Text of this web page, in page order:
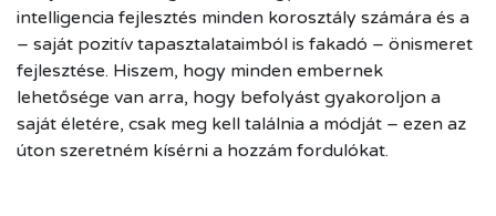
intelligencia fejlesztés minden korosztály számára és a
– saját pozitív tapasztalataimból is fakadó – önismeret
fejlesztése. Hiszem, hogy minden embernek
lehetősége van arra, hogy befolyást gyakoroljon a
saját életére, csak meg kell találnia a módját – ezen az
úton szeretném kísérni a hozzám fordulókat.